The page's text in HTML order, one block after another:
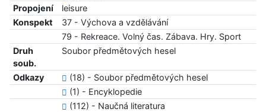
Propojení
leisure
Konspekt
37 - Výchova a vzdělávání
79 - Rekreace. Volný čas. Zábava. Hry. Sport
Druh
soub.
Soubor předmětových hesel
Odkazy
(18) - Soubor předmětových hesel
(1) - Encyklopedie
(112) - Naučná literatura